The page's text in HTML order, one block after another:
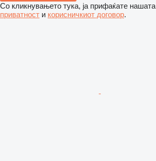
Со кликнувањето тука, ја прифаќате нашата
приватност и корисничкиот договор.